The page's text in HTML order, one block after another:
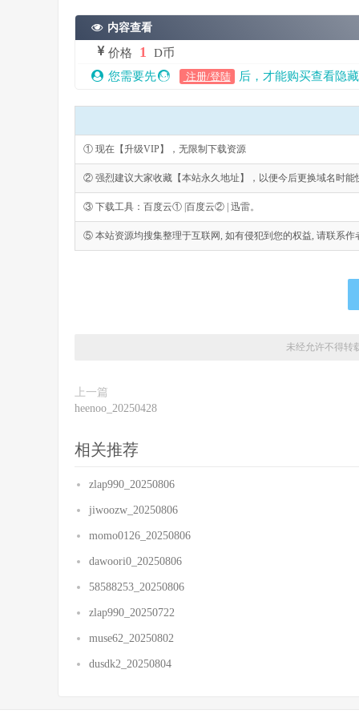
内容查看
价格 1
D币
您需要先
注册/登陆 后，才能购买查看隐
① 现在【升级VIP】，无限制下载资源
② 强烈建议大家收藏【本站永久地址】，以便今后更换域名时能
③ 下载工具：百度云① |百度云② | 迅雷。
⑤ 本站资源均搜集整理于互联网, 如有侵犯到您的权益, 请联系作
未经允许不得转
上一篇
heenoo_20250428
相关推荐
zlap990_20250806
jiwoozw_20250806
momo0126_20250806
dawoori0_20250806
58588253_20250806
zlap990_20250722
muse62_20250802
dusdk2_20250804